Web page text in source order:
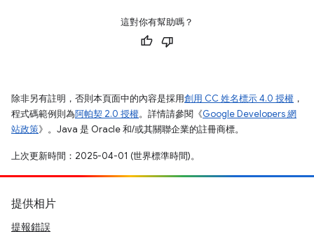
這對你有幫助嗎？
除非另有註明，否則本頁面中的內容是採用創用 CC 姓名標示 4.0 授權 ，
程式碼範例則為阿帕契 2.0 授權。詳情請參閱《Google Developers 網
站政策》。Java 是 Oracle 和/或其關聯企業的註冊商標。
上次更新時間：2025-04-01 (世界標準時間)。
提供相片
提報錯誤